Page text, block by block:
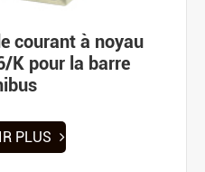
courant à noyau
K pour la barre
PLUS